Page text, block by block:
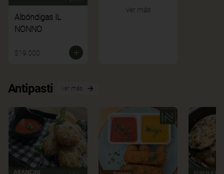
Albóndigas IL
NONNO
$19.000
Ver más
Antipasti Ver más